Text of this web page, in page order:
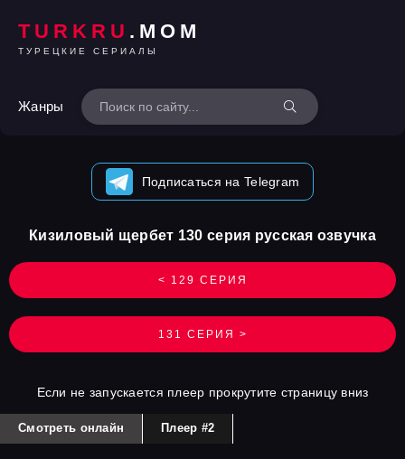
TURKRU .MOM
ТУРЕЦКИЕ СЕРИАЛЫ
Жанры
Подписаться на Telegram
< 129 СЕРИЯ
Кизиловый щербет 130 серия русская озвучка
131 СЕРИЯ >
Если не запускается плеер прокрутите страницу вниз
Смотреть онлайн Плеер #2